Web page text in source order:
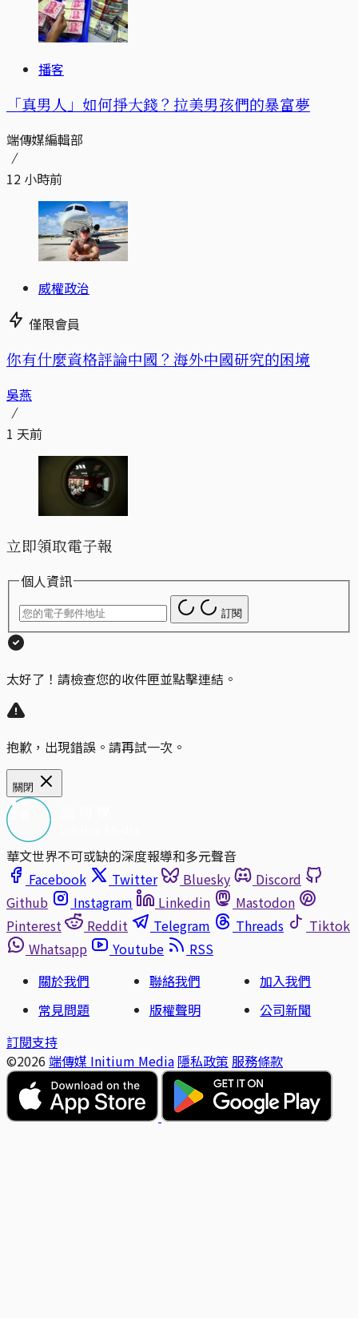
播客
「真男人」如何掙大錢？拉美男孩們的暴富夢
端傳媒編輯部
12 小時前
威權政治
僅限會員
你有什麼資格評論中國？海外中國研究的困境
吳燕
1 天前
立即領取電子報
個人資訊
訂閱
太好了！請檢查您的收件匣並點擊連結。
抱歉，出現錯誤。請再試一次。
關閉
華文世界不可或缺的深度報導和多元聲音
Facebook
Twitter Bluesky
Discord
Github
Instagram Linkedin
Mastodon
Pinterest
Reddit Telegram Threads
Tiktok
Whatsapp
Youtube
RSS
關於我們
聯絡我們
加入我們
常見問題
版權聲明
公司新聞
訂閱支持
©2026 端傳媒 Initium Media 隱私政策 服務條款